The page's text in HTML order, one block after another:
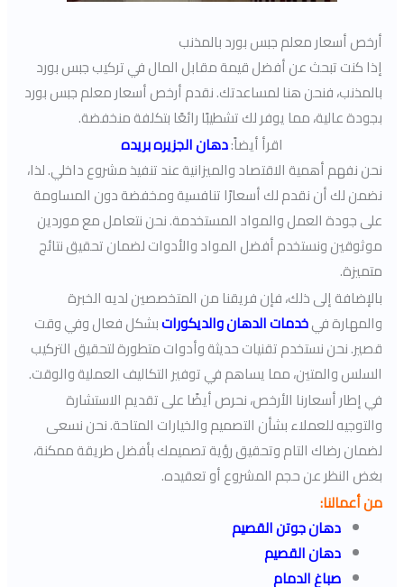
أرخص أسعار معلم جبس بورد بالمذنب
إذا كنت تبحث عن أفضل قيمة مقابل المال في تركيب جبس بورد
بالمذنب، فنحن هنا لمساعدتك. نقدم أرخص أسعار معلم جبس بورد
بجودة عالية، مما يوفر لك تشطيبًا رائعًا بتكلفة منخفضة.
اقرأ أيضاً:دهان الجزيره بريده
نحن نفهم أهمية الاقتصاد والميزانية عند تنفيذ مشروع داخلي. لذا،
نضمن لك أن نقدم لك أسعارًا تنافسية ومخفضة دون المساومة
على جودة العمل والمواد المستخدمة. نحن نتعامل مع موردين
موثوقين ونستخدم أفضل المواد والأدوات لضمان تحقيق نتائج
متميزة.
بالإضافة إلى ذلك، فإن فريقنا من المتخصصين لديه الخبرة
والمهارة فيخدمات الدهان والديكوراتبشكل فعال وفي وقت
قصير. نحن نستخدم تقنيات حديثة وأدوات متطورة لتحقيق التركيب
السلس والمتين، مما يساهم في توفير التكاليف العملية والوقت.
في إطار أسعارنا الأرخص، نحرص أيضًا على تقديم الاستشارة
والتوجيه للعملاء بشأن التصميم والخيارات المتاحة. نحن نسعى
لضمان رضاك التام وتحقيق رؤية تصميمك بأفضل طريقة ممكنة،
بغض النظر عن حجم المشروع أو تعقيده.
من أعمالنا:
دهان جوتن القصيم
دهان القصيم
صباغ الدمام